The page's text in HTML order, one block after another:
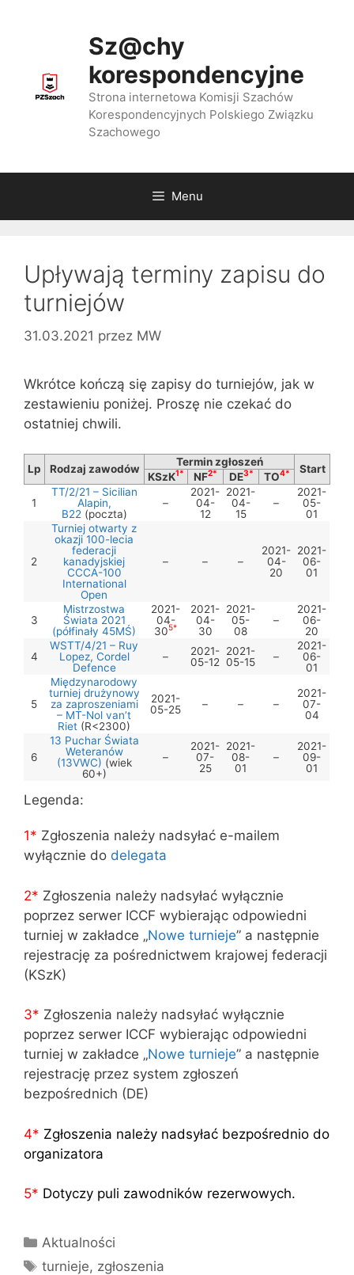
Sz@chy
korespondencyjne
Strona internetowa Komisji Szachów
Korespondencyjnych Polskiego Związku
Szachowego
Menu
Upływają terminy zapisu do
turniejów
31.03.2021 przez MW
Wkrótce kończą się zapisy do turniejów, jak w
zestawieniu poniżej. Proszę nie czekać do
ostatniej chwili.
Lp Rodzaj zawodów
Termin zgłoszeń
Start
KSzK1* NF2* DE3* TO4*
1
TT/2/21 – Sicilian
Alapin,
B22 (poczta)
–
2021-
04-
12
2021-
04-
15
–
2021-
05-
01
2
Turniej otwarty z
okazji 100-lecia
federacji
kanadyjskiej
CCCA-100
International
Open
– – –
2021-
04-
20
2021-
06-
01
3
Mistrzostwa
Świata 2021
(półfinały 45MŚ)
2021-
04-
305*
2021-
04-
30
2021-
05-
08
–
2021-
06-
20
4
WSTT/4/21 – Ruy
Lopez, Cordel
Defence
–
2021-
05-12
2021-
05-15
–
2021-
06-
01
5
Międzynarodowy
turniej drużynowy
za zaproszeniami
– MT-Nol van’t
Riet (R<2300)
2021-
05-25
– – –
2021-
07-
04
6
13 Puchar Świata
Weteranów
(13VWC) (wiek
60+)
–
2021-
07-
25
2021-
08-
01
–
2021-
09-
01
Legenda:
1* Zgłoszenia należy nadsyłać e-mailem
wyłącznie do delegata
2* Zgłoszenia należy nadsyłać wyłącznie
poprzez serwer ICCF wybierając odpowiedni
turniej w zakładce „Nowe turnieje” a następnie
rejestrację za pośrednictwem krajowej federacji
(KSzK)
3* Zgłoszenia należy nadsyłać wyłącznie
poprzez serwer ICCF wybierając odpowiedni
turniej w zakładce „Nowe turnieje” a następnie
rejestrację przez system zgłoszeń
bezpośrednich (DE)
4* Zgłoszenia należy nadsyłać bezpośrednio do
organizatora
5* Dotyczy puli zawodników rezerwowych.
Kategorie
Aktualności
Tagi
turnieje, zgłoszenia